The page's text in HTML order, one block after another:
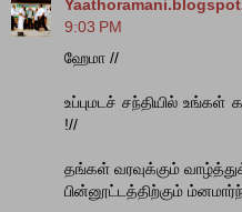
9:03 PM
ஹேமா //
உப்புமடச் சந்தியில் உங்கள்
!//
தங்கள் வரவுக்கும்
பின்னூட்டத்திற்கும்